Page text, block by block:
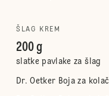
ŠLAG KREM
200 g
slatke pavlake za šlag
Dr. Oetker Boja za